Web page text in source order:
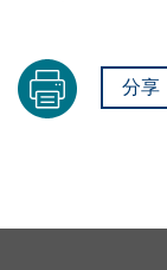
分享